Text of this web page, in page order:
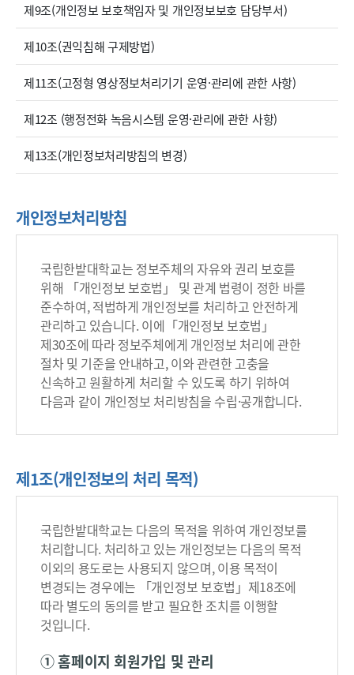
제9조(개인정보 보호책임자 및 개인정보보호 담당부서)
제10조(권익침해 구제방법)
제11조(고정형 영상정보처리기기 운영·관리에 관한 사항)
제12조 (행정전화 녹음시스템 운영·관리에 관한 사항)
제13조(개인정보처리방침의 변경)
개인정보처리방침
국립한밭대학교는 정보주체의 자유와 권리 보호를
위해 「개인정보 보호법」 및 관계 법령이 정한 바를
준수하여, 적법하게 개인정보를 처리하고 안전하게
관리하고 있습니다. 이에「개인정보 보호법」
제30조에 따라 정보주체에게 개인정보 처리에 관한
절차 및 기준을 안내하고, 이와 관련한 고충을
신속하고 원활하게 처리할 수 있도록 하기 위하여
다음과 같이 개인정보 처리방침을 수립·공개합니다.
제1조(개인정보의 처리 목적)
국립한밭대학교는 다음의 목적을 위하여 개인정보를
처리합니다. 처리하고 있는 개인정보는 다음의 목적
이외의 용도로는 사용되지 않으며, 이용 목적이
변경되는 경우에는 「개인정보 보호법」제18조에
따라 별도의 동의를 받고 필요한 조치를 이행할
것입니다.
① 홈페이지 회원가입 및 관리